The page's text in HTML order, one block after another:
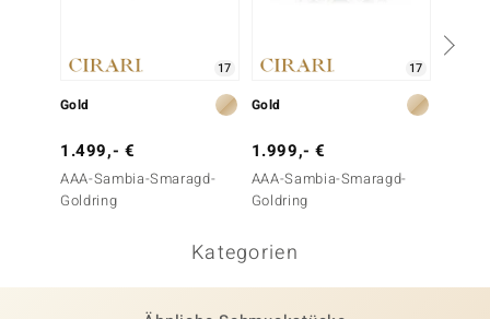
17
Gold
1.499,- €
AAA-Sambia-Smaragd-
Goldring
17
Gold
1.999,- €
AAA-Sambia-Smaragd-
Goldring
Kategorien